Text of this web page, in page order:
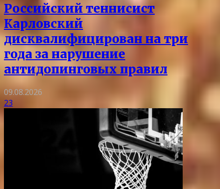
Российский теннисист
Карловский
дисквалифицирован на три
года за нарушение
антидопинговых правил
09.08.2026
23